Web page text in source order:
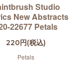
Studio
New Abstracts
22677 Petals
220円(税込)
Petals